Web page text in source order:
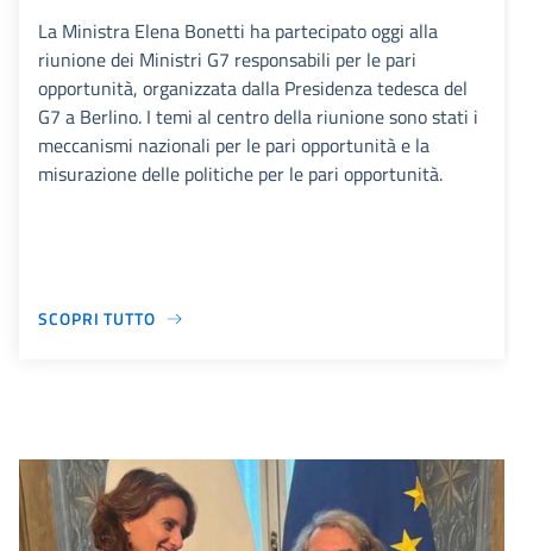
La Ministra Elena Bonetti ha partecipato oggi alla
riunione dei Ministri G7 responsabili per le pari
opportunità, organizzata dalla Presidenza tedesca del
G7 a Berlino. I temi al centro della riunione sono stati i
meccanismi nazionali per le pari opportunità e la
misurazione delle politiche per le pari opportunità.
SCOPRI TUTTO